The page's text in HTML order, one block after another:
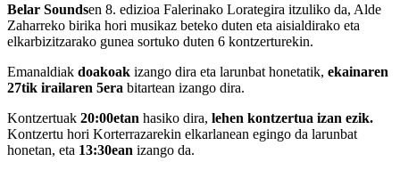
Belar Soundsen 8. edizioa Falerinako Lorategira itzuliko da, Alde
Zaharreko birika hori musikaz beteko duten eta aisialdirako eta
elkarbizitzarako gunea sortuko duten 6 kontzerturekin.
Emanaldiak doakoak izango dira eta larunbat honetatik, ekainaren
27tik irailaren 5era bitartean izango dira.
Kontzertuak 20:00etan hasiko dira, lehen kontzertua izan ezik.
Kontzertu hori Korterrazarekin elkarlanean egingo da larunbat
honetan, eta 13:30ean izango da.